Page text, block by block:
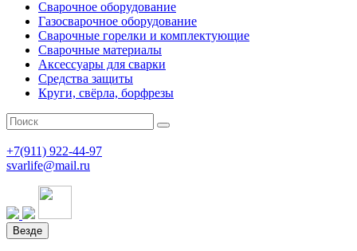
Сварочное оборудование
Газосварочное оборудование
Сварочные горелки и комплектующие
Сварочные материалы
Аксессуары для сварки
Средства защиты
Круги, свёрла, борфрезы
+7(911) 922-44-97
svarlife@mail.ru
Везде